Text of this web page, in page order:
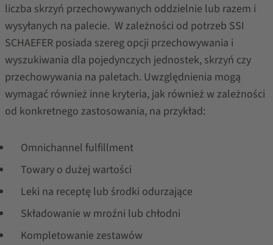
liczba skrzyń przechowywanych oddzielnie lub razem i
wysyłanych na palecie. W zależności od potrzeb SSI
SCHAEFER posiada szereg opcji przechowywania i
wyszukiwania dla pojedynczych jednostek, skrzyń czy
przechowywania na paletach. Uwzględnienia mogą
wymagać również inne kryteria, jak również w zależności
od konkretnego zastosowania, na przykład:
Omnichannel fulfillment
Towary o dużej wartości
Leki na receptę lub środki odurzające
Składowanie w mroźni lub chłodni
Kompletowanie zestawów